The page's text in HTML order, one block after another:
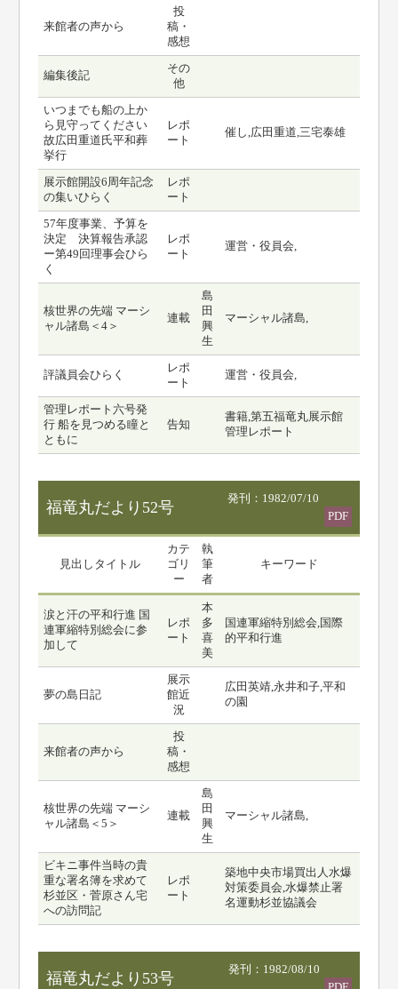
来館者の声から
投
稿・
感想
編集後記
その
他
いつまでも船の上か
ら見守ってください
故広田重道氏平和葬
挙行
レポ
ート
催し,広田重道,三宅泰雄
展示館開設6周年記念
の集いひらく
レポ
ート
57年度事業、予算を
決定 決算報告承認
ー第49回理事会ひら
く
レポ
ート
運営・役員会,
核世界の先端 マーシ
ャル諸島＜4＞
連載
島
田
興
生
マーシャル諸島,
評議員会ひらく
レポ
ート
運営・役員会,
管理レポート六号発
行 船を見つめる瞳と
ともに
告知
書籍,第五福竜丸展示館
管理レポート
福竜丸だより52号
発刊：1982/07/10
PDF
見出しタイトル
カテ
ゴリ
ー
執
筆
者
キーワード
涙と汗の平和行進 国
連軍縮特別総会に参
加して
レポ
ート
本
多
喜
美
国連軍縮特別総会,国際
的平和行進
夢の島日記
展示
館近
況
広田英靖,永井和子,平和
の園
来館者の声から
投
稿・
感想
核世界の先端 マーシ
ャル諸島＜5＞
連載
島
田
興
生
マーシャル諸島,
ビキニ事件当時の貴
重な署名簿を求めて
杉並区・菅原さん宅
への訪問記
レポ
ート
築地中央市場買出人水爆
対策委員会,水爆禁止署
名運動杉並協議会
福竜丸だより53号
発刊：1982/08/10